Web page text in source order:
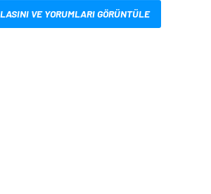
VE YORUMLARI GÖRÜNTÜLE